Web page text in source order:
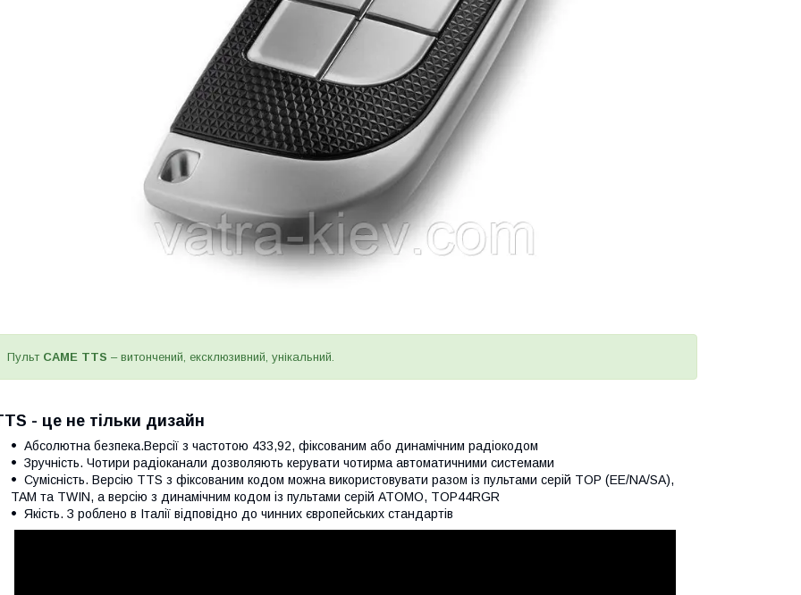
Пульт CAME TTS – витончений, ексклюзивний, унікальний.
- це не тільки дизайн
Абсолютна безпека.Версії з частотою 433,92, фіксованим або динамічним радіокодом
Зручність. Чотири радіоканали дозволяють керувати чотирма автоматичними системами
Сумісність. Версію TTS з фіксованим кодом можна використовувати разом із пультами серій TOP (EE/NA/SA),
TAM та TWIN, а версію з динамічним кодом із пультами серій ATOMO, TOP44RGR
Якість. З роблено в Італії відповідно до чинних європейських стандартів